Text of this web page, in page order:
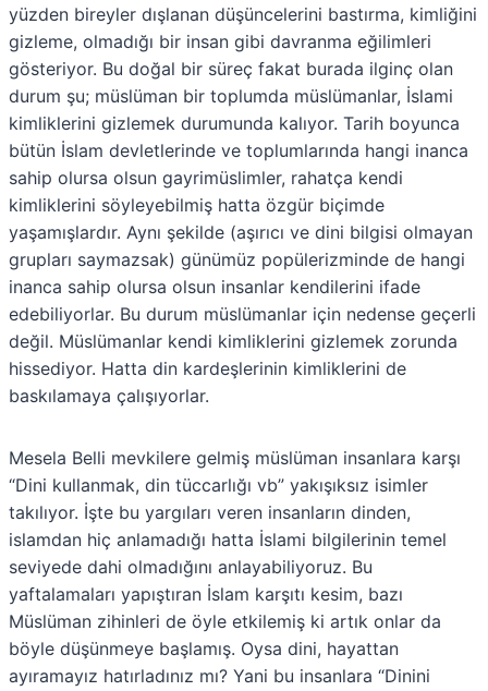
yüzden bireyler dışlanan düşüncelerini bastırma, kimliğini
gizleme, olmadığı bir insan gibi davranma eğilimleri
gösteriyor. Bu doğal bir süreç fakat burada ilginç olan
durum şu; müslüman bir toplumda müslümanlar, İslami
kimliklerini gizlemek durumunda kalıyor. Tarih boyunca
bütün İslam devletlerinde ve toplumlarında hangi inanca
sahip olursa olsun gayrimüslimler, rahatça kendi
kimliklerini söyleyebilmiş hatta özgür biçimde
yaşamışlardır. Aynı şekilde (aşırıcı ve dini bilgisi olmayan
grupları saymazsak) günümüz popülerizminde de hangi
inanca sahip olursa olsun insanlar kendilerini ifade
edebiliyorlar. Bu durum müslümanlar için nedense geçerli
değil. Müslümanlar kendi kimliklerini gizlemek zorunda
hissediyor. Hatta din kardeşlerinin kimliklerini de
baskılamaya çalışıyorlar.
Mesela Belli mevkilere gelmiş müslüman insanlara karşı
“Dini kullanmak, din tüccarlığı vb” yakışıksız isimler
takılıyor. İşte bu yargıları veren insanların dinden,
islamdan hiç anlamadığı hatta İslami bilgilerinin temel
seviyede dahi olmadığını anlayabiliyoruz. Bu
yaftalamaları yapıştıran İslam karşıtı kesim, bazı
Müslüman zihinleri de öyle etkilemiş ki artık onlar da
böyle düşünmeye başlamış. Oysa dini, hayattan
ayıramayız hatırladınız mı? Yani bu insanlara “Dinini